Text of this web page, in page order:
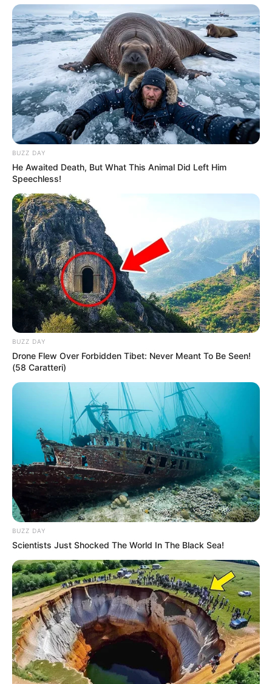
Bikin Ngakak, 10 Potret
Cosplay Murah Pakai Bahan
Seadanya
Anti Mainstream, 10 Cara
Membawa Barang Belanjaan
Versi Warga Thailand
Langka Banget! 10 Pose Lucu
Katak yang Bikin Ketawa
Gemes
Ambyar! 10 Kalimat Baper
Pakai Bahasa Jawa Ini Bikin
Galau Abis
Fail! 10 Potret Makanan Gagal
Dimasak yang Bikin Kamu
Nggak Selera
BUZZ DAY
He Awaited Death, But What This Animal Did Left Him
Speechless!
BUZZ DAY
Drone Flew Over Forbidden Tibet: Never Meant To Be Seen!
(58 Caratteri)
BUZZ DAY
Scientists Just Shocked The World In The Black Sea!